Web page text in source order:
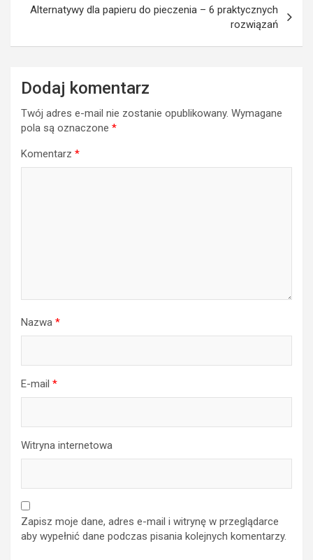
Alternatywy dla papieru do pieczenia – 6 praktycznych
rozwiązań
Dodaj komentarz
Twój adres e-mail nie zostanie opublikowany. Wymagane
pola są oznaczone *
Komentarz *
Nazwa *
E-mail *
Witryna internetowa
Zapisz moje dane, adres e-mail i witrynę w przeglądarce
aby wypełnić dane podczas pisania kolejnych komentarzy.